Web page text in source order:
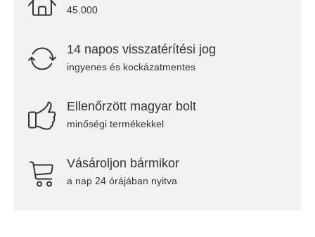
45.000
14 napos visszatérítési jog
ingyenes és kockázatmentes
Ellenőrzött magyar bolt
minőségi termékekkel
Vásároljon bármikor
a nap 24 órájában nyitva